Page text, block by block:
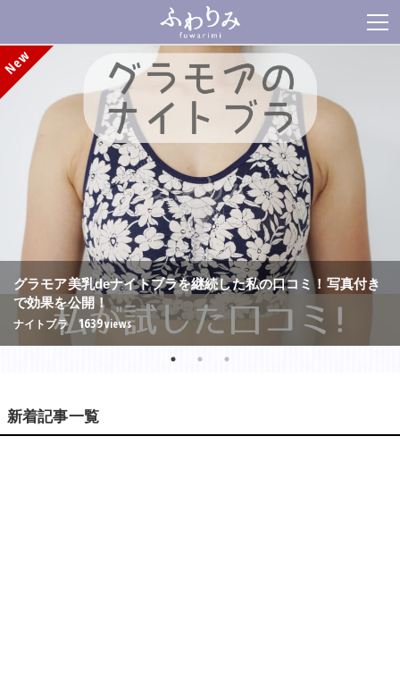
グラモア美乳deナイトブラを継続した私の口コミ！写真付き
で効果を公開！
ナイトブラ 1639views
新着記事一覧